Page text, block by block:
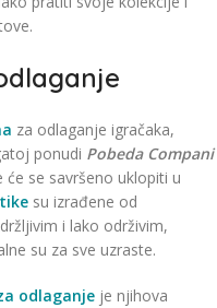
za odlaganje igračaka,
ponudi Pobeda Compani
se savršeno uklopiti u
su izrađene od
i lako održivim,
su za sve uzraste.
odlaganje je njihova